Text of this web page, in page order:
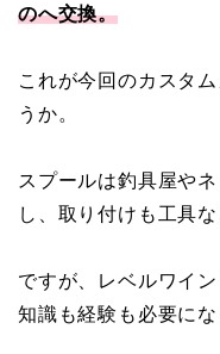
のへ交換。
これが今回のカスタ
うか。
スプールは釣具屋や
し、取り付けも工具
ですが、レベルワイ
知識も経験も必要にな